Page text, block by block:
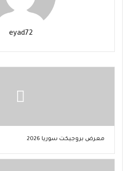
eyad72
معرض بروجيكت سوريا 2026